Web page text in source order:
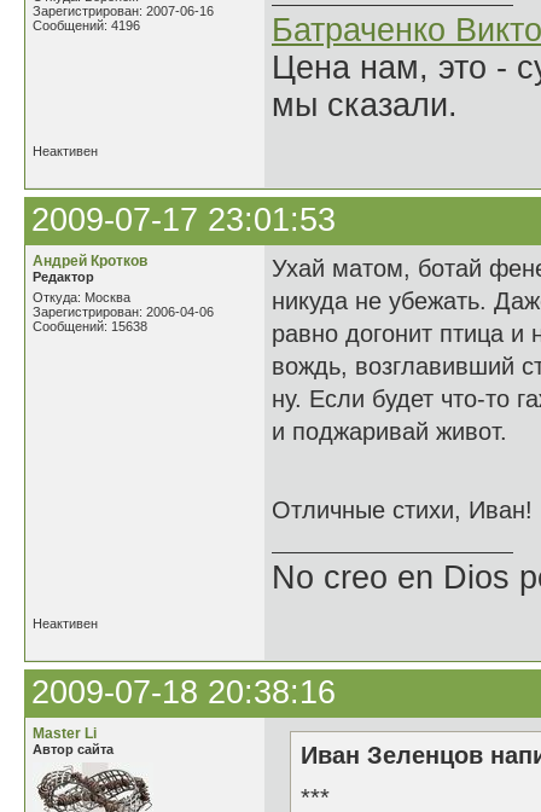
Зарегистрирован: 2007-06-16
Сообщений: 4196
Батраченко
Цена нам, это -
мы сказали.
Неактивен
2009-07-17 23:01:53
Андрей Кротков
Редактор
Откуда: Москва
Зарегистрирован: 2006-04-06
Сообщений: 15638
Ухай матом, ботай
никуда не убежать.
равно догонит птица
вождь, возглавивший
ну. Если будет что-то
и поджаривай живот.
Отличные стихи, Иван!
No creo en Dios
Неактивен
2009-07-18 20:38:16
Master Li
Автор сайта
Иван Зеленцов
***